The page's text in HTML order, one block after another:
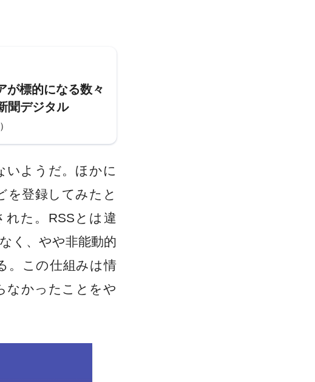
標的になる数々
聞デジタル
ようだ。ほかに
を登録してみたと
た。RSSとは違
く、やや非能動的
。この仕組みは情
なかったことをや